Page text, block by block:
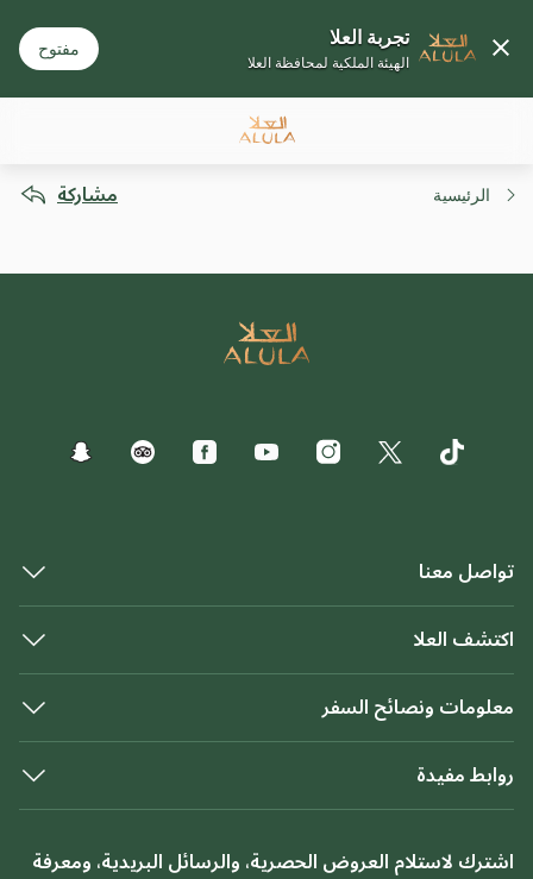
الرئيسية مشاركة
تواصل معنا
اكتشف العلا
معلومات ونصائح السفر
روابط مفيدة
اشترك لاستلام العروض الحصرية، والرسائل البريدية، ومعرفة
تجربة العلا
الهيئة الملكية لمحافظة العلا
مفتوح